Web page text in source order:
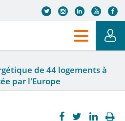
de 44 logements à
par l'Europe